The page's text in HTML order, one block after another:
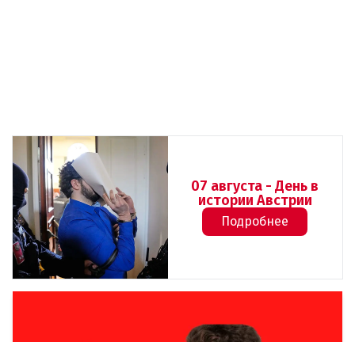
07 августа - День в
истории Австрии
Подробнее